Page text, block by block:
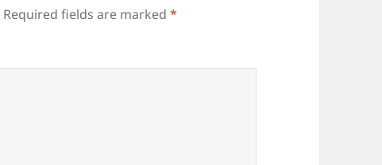
Required fields are marked*